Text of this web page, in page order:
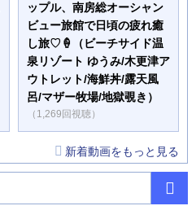
ップル、南房総オーシャン
ビュー旅館で日頃の疲れ癒
し旅♡🍦（ビーチサイド温
泉リゾート ゆうみ/木更津ア
ウトレット/海鮮丼/露天風
呂/マザー牧場/地獄覗き）
（1,269回視聴）
新着動画をもっと見る